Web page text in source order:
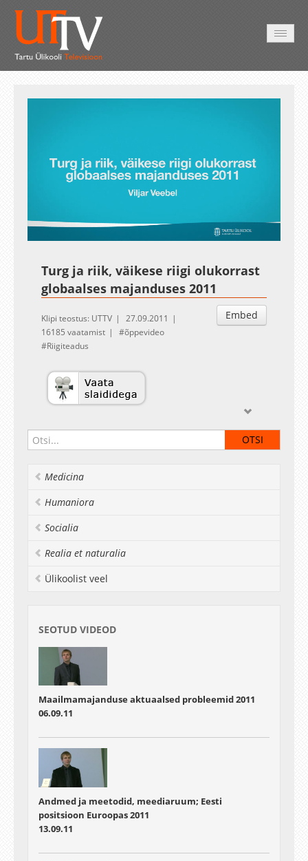
1.32%
Esituskiirused
Auto
Turg ja riik, väikese riigi olukorrast
globaalses majanduses 2011
Embed
Klipi teostus: UTTV
27.09.2011
16185 vaatamist
õppevideo
Riigiteadus
Medicina
Humaniora
Socialia
Realia et naturalia
Ülikoolist veel
SEOTUD VIDEOD
Maailmamajanduse aktuaalsed probleemid 2011
06.09.11
Andmed ja meetodid, meediaruum; Eesti
positsioon Euroopas 2011
13.09.11